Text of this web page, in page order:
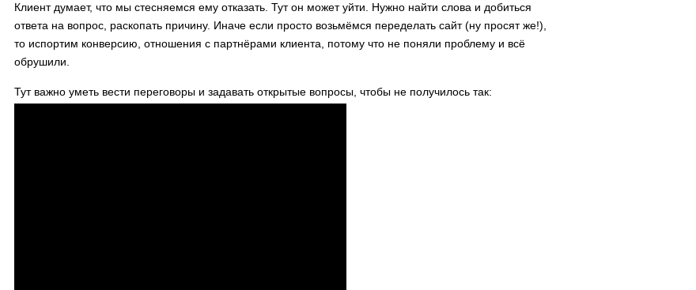
Клиент думает, что мы стесняемся ему отказать. Тут он может уйти. Нужно найти слова и добиться
ответа на вопрос, раскопать причину. Иначе если просто возьмёмся переделать сайт (ну просят же!),
то испортим конверсию, отношения с партнёрами клиента, потому что не поняли проблему и всё
обрушили.
Тут важно уметь вести переговоры и задавать открытые вопросы, чтобы не получилось так: